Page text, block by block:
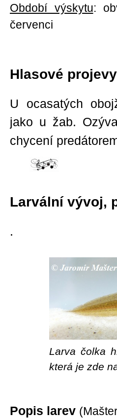
Období výskytu:
červenci
Hlasové
U ocasatých
jako u žab.
chycení
Larvální vývoj,
.
Larva čolka
která je zde
Popis larev